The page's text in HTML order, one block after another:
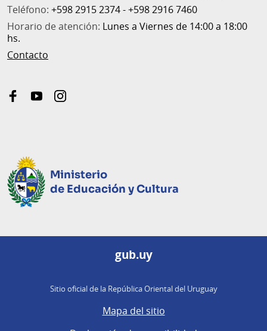
Teléfono: +598 2915 2374 - +598 2916 7460
Horario de atención: Lunes a Viernes de 14:00 a 18:00
hs.
Contacto
facebookyoutubeinstagram
Ministerio
de Educación y Cultura
gub.uy
Sitio oficial de la República Oriental del Uruguay
Mapa del sitio